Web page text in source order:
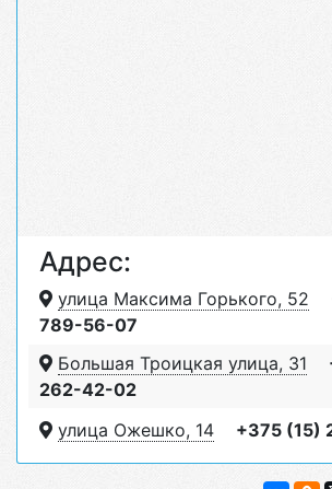
Адрес:
улица Максима Горького, 52
789-56-07
Большая Троицкая улица, 31
262-42-02
улица Ожешко, 14
+375 (15)